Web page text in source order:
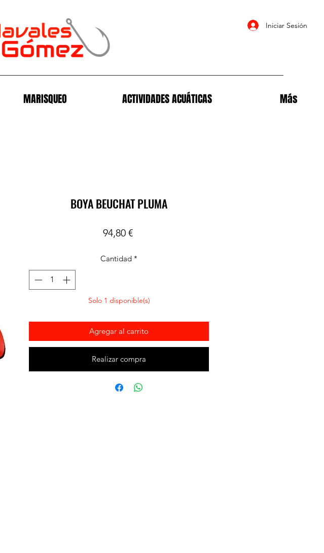
Iniciar Sesión
MARISQUEO ACTIVIDADES ACUÁTICAS Más
BOYA BEUCHAT PLUMA
94,80 €Precio
Cantidad *
Solo 1 disponible(s)
Agregar al carrito
Realizar compra